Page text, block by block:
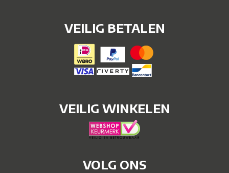
VEILIG BETALEN
VEILIG WINKELEN
VOLG ONS